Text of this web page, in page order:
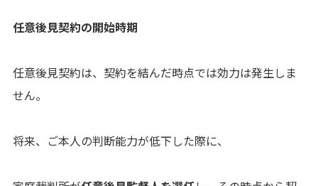
任意後見契約の開始時期
任意後見契約は、契約を結んだ時点では効力は発生しま
せん。
将来、ご本人の判断能力が低下した際に、